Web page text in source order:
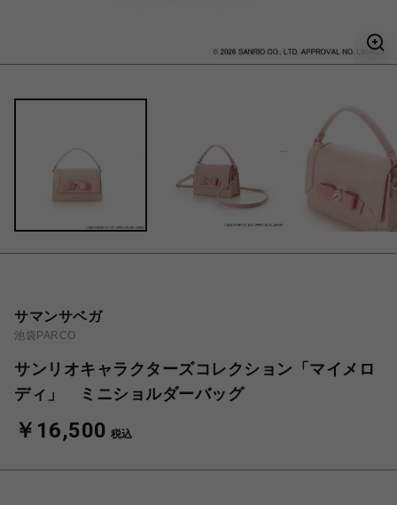
サマンサベガ
池袋PARCO
サンリオキャラクターズコレクション「マイメロ
ディ」 ミニショルダーバッグ
￥16,500 税込